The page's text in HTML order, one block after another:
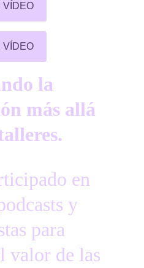
VÍDEO
VÍDEO
la
más allá
en
y
para
valor de las